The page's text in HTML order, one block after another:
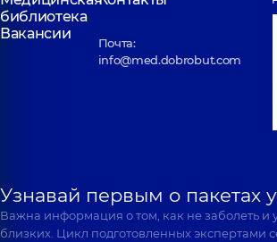
библиотека
Вакансии
Почта:
info@med.dobrobut.com
Узнавай первым о пакетах
Важна информация о том, как не заболеть и
близких. Цикл подготовленных экспертами